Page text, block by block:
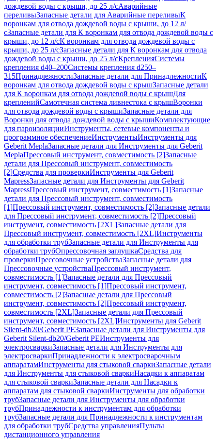
дождевой воды с крыши, до 25 л/сАварийные
переливыЗапасные детали для Аварийные переливыК
воронкам для отвода дождевой воды с крыши, до 12 л/
сЗапасные детали для К воронкам для отвода дождевой воды с
крыши, до 12 л/сК воронкам для отвода дождевой воды с
крыши, до 25 л/сЗапасные детали для К воронкам для отвода
дождевой воды с крыши, до 25 л/сКрепленияСистемы
крепления d40–200Системы крепления d250–
315ПринадлежностиЗапасные детали для ПринадлежностиК
воронкам для отвода дождевой воды с крышЗапасные детали
для К воронкам для отвода дождевой воды с крышДля
крепленийСамотечная система ливнестока с крышВоронки
для отвода дождевой воды с крышиЗапасные детали для
Воронки для отвода дождевой воды с крышиКомплектующие
для пароизоляцииИнструменты, сетевые компоненты и
программное обеспечениеИнструментыИнструменты для
Geberit MeplaЗапасные детали для Инструменты для Geberit
MeplaПрессовый инструмент, совместимость [2]Запасные
детали для Прессовый инструмент, совместимость
[2]Средства для проверкиИнструменты для Geberit
MapressЗапасные детали для Инструменты для Geberit
MapressПрессовый инструмент, совместимость [1]Запасные
детали для Прессовый инструмент, совместимость
[1]Прессовый инструмент, совместимость [2]Запасные детали
для Прессовый инструмент, совместимость [2]Прессовый
инструмент, совместимость [2XL]Запасные детали для
Прессовый инструмент, совместимость [2XL]Инструменты
для обработки трубЗапасные детали для Инструменты для
обработки трубОпрессовочная заглушкаСредства для
проверкиПрессовочные устройстваЗапасные детали для
Прессовочные устройстваПрессовый инструмент,
совместимость [1]Запасные детали для Прессовый
инструмент, совместимость [1]Прессовый инструмент,
совместимость [2]Запасные детали для Прессовый
инструмент, совместимость [2]Прессовый инструмент,
совместимость [2XL]Запасные детали для Прессовый
инструмент, совместимость [2XL]Инструменты для Geberit
Silent-db20/Geberit PEЗапасные детали для Инструменты для
Geberit Silent-db20/Geberit PEИнструменты для
электросваркиЗапасные детали для Инструменты для
электросваркиПринадлежности к электросварочным
аппаратамИнструменты для стыковой сваркиЗапасные детали
для Инструменты для стыковой сваркиНасадки к аппаратам
для стыковой сваркиЗапасные детали для Насадки к
аппаратам для стыковой сваркиИнструменты для обработки
трубЗапасные детали для Инструменты для обработки
трубПринадлежности к инструментам для обработки
трубЗапасные детали для Принадлежности к инструментам
для обработки трубСредства управленияПульты
дистанционного управления